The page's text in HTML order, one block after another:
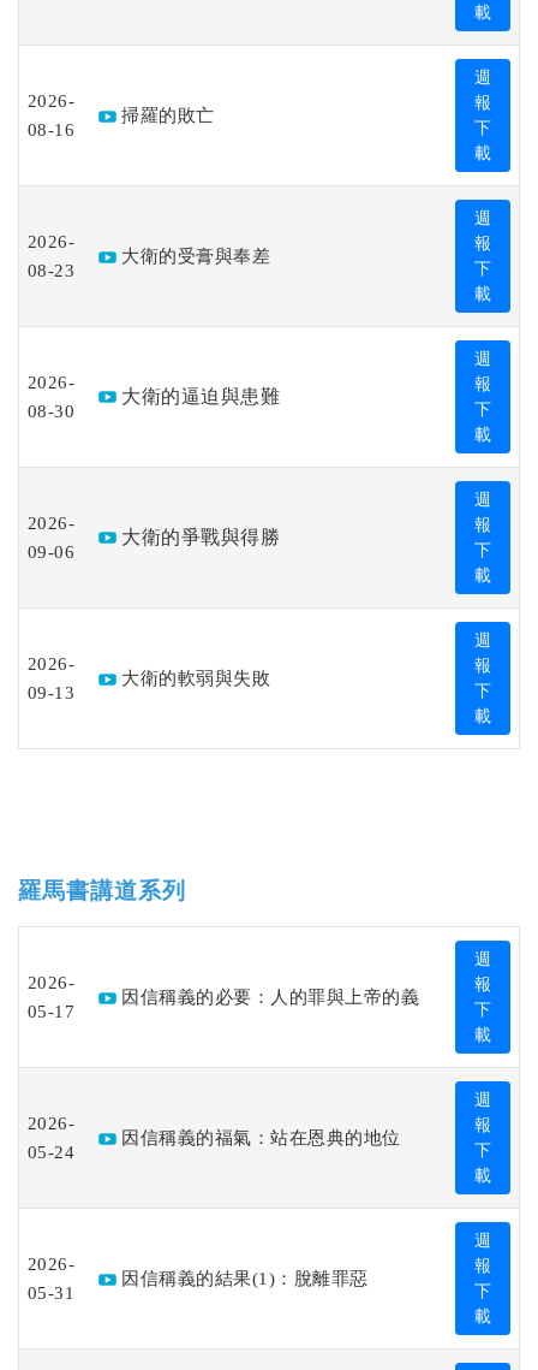
載
2026-
08-16
掃羅的敗亡
週
報
下
載
2026-
08-23
大衛的受膏與奉差
週
報
下
載
2026-
08-30
大衛的逼迫與患難
週
報
下
載
2026-
09-06
大衛的爭戰與得勝
週
報
下
載
2026-
09-13
大衛的軟弱與失敗
週
報
下
載
羅馬書講道系列
2026-
05-17
因信稱義的必要：人的罪與上帝的義
週
報
下
載
2026-
05-24
因信稱義的福氣：站在恩典的地位
週
報
下
載
2026-
05-31
因信稱義的結果(1)：脫離罪惡
週
報
下
載